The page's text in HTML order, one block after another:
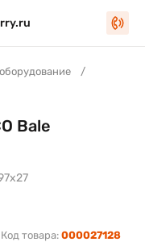
Код товара: 000027128
Bale